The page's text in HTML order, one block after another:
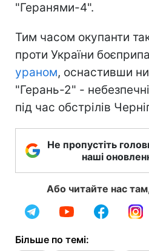
"Геранями-4".
Тим часом окупанти
проти України
ураном, оснастивши
"Герань-2" -
під час обстрілів
Не пропустіть
наші
Або читайте нас
Більше по темі: